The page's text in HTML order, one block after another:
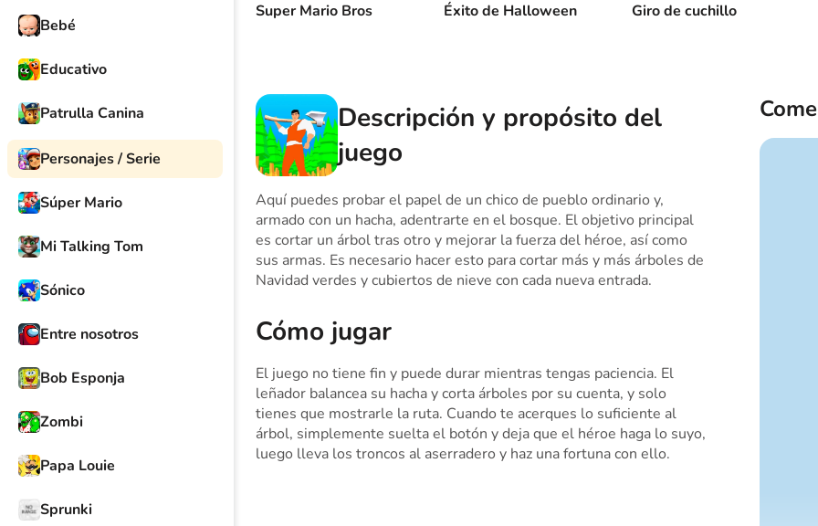
Bebé
Educativo
Patrulla Canina
Personajes / Serie
Súper Mario
Mi Talking Tom
Sónico
Entre nosotros
Bob Esponja
Zombi
Papa Louie
Sprunki
Super Mario Bros Éxito de Halloween Giro de cuchillo
Descripción y propósito del
juego
Aquí puedes probar el papel de un chico de pueblo ordinario y,
armado con un hacha, adentrarte en el bosque. El objetivo principal
es cortar un árbol tras otro y mejorar la fuerza del héroe, así como
sus armas. Es necesario hacer esto para cortar más y más árboles de
Navidad verdes y cubiertos de nieve con cada nueva entrada.
Cómo jugar
El juego no tiene fin y puede durar mientras tengas paciencia. El
leñador balancea su hacha y corta árboles por su cuenta, y solo
tienes que mostrarle la ruta. Cuando te acerques lo suficiente al
árbol, simplemente suelta el botón y deja que el héroe haga lo suyo,
luego lleva los troncos al aserradero y haz una fortuna con ello.